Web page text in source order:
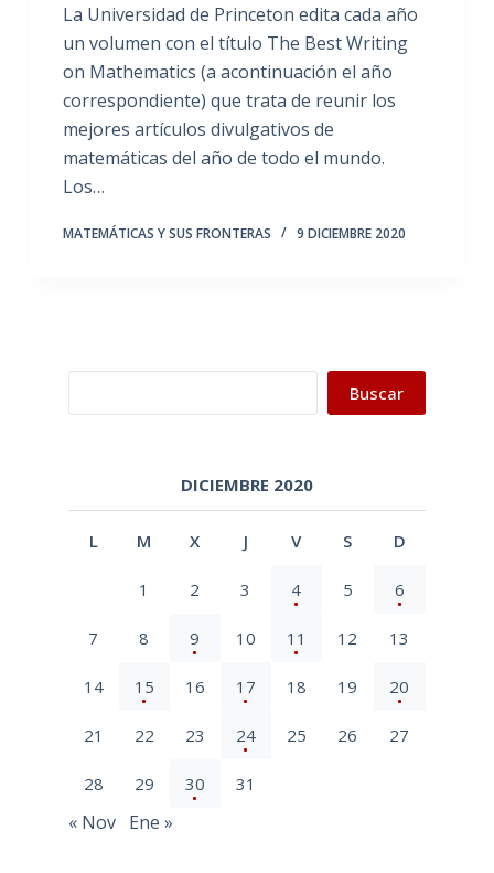
La Universidad de Princeton edita cada año
un volumen con el título The Best Writing
on Mathematics (a acontinuación el año
correspondiente) que trata de reunir los
mejores artículos divulgativos de
matemáticas del año de todo el mundo.
Los…
MATEMÁTICAS Y SUS FRONTERAS 9 DICIEMBRE 2020
Buscar
DICIEMBRE 2020
L M X J V S D
1 2 3 4 5 6
7 8 9 10 11 12 13
14 15 16 17 18 19 20
21 22 23 24 25 26 27
28 29 30 31
« Nov Ene »